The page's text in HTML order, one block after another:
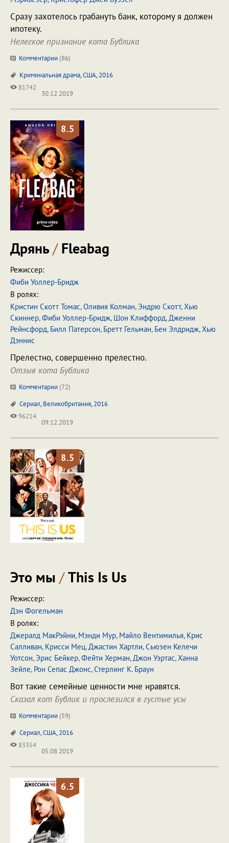
Сразу захотелось грабануть банк, которому я должен
ипотеку.
Нелегкое признание кота Бублика
Комментарии (86)
Криминальная драма,США,2016
81742
30.12.2019
8.5
Дрянь/Fleabag
Режиссер:
Фиби Уоллер-Бридж
В ролях:
Кристин Скотт Томас,Оливия Колман,Эндрю Скотт,Хью
Скиннер,Фиби Уоллер-Бридж, Шон Клиффорд,Дженни
Рейнсфорд, Билл Патерсон, Бретт Гельман, Бен Элдридж,Хью
Дэннис
Прелестно, совершенно прелестно.
Отзыв кота Бублика
Комментарии (72)
Сериал,Великобритания,2016
96214
09.12.2019
8.5
Это мы /This Is Us
Режиссер:
Дэн Фогельман
В ролях:
Джералд МакРэйни, Мэнди Мур, Майло Вентимилья, Крис
Салливан, Крисси Мец,Джастин Хартли,Сьюзен Келечи
Уотсон,Эрис Бейкер,Фейти Херман,Джон Уэртас,Ханна
Зейле, Рон Сепас Джонс,Стерлинг К. Браун
Вот такие семейные ценности мне нравятся.
Сказал кот Бублик и прослезился в густые усы
Комментарии (59)
Сериал,США,2016
83354
05.08.2019
6.5